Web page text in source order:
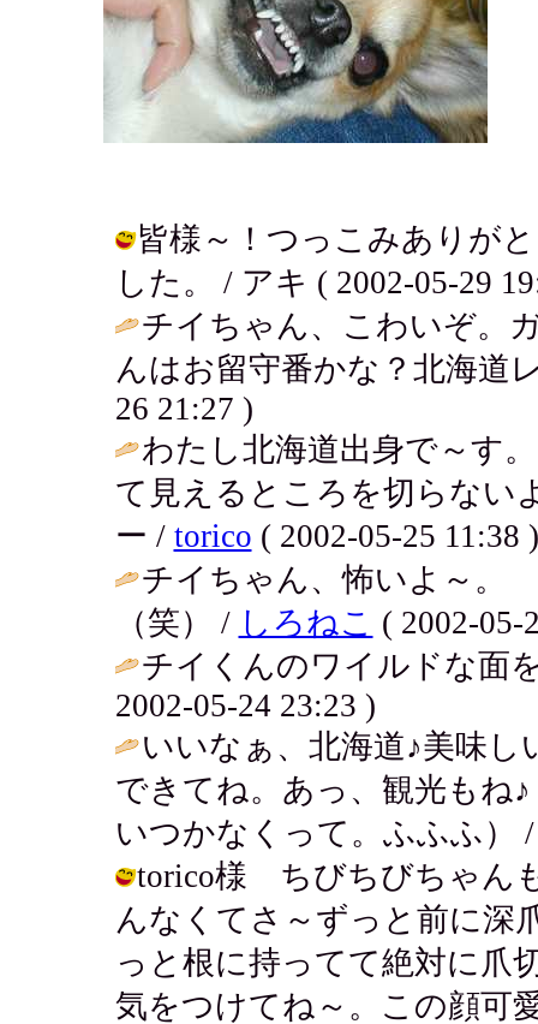
皆様～！つっこみありが
した。 / アキ ( 2002-05-29
チイちゃん、こわいぞ。
んはお留守番かな？北海道
26 21:27 )
わたし北海道出身で～す
て見えるところを切らない
ー / torico ( 2002-05-25 11:38 )
チイちゃん、怖いよ～。
（笑） / しろねこ ( 2002-05-
チイくんのワイルドな面
2002-05-24 23:23 )
いいなぁ、北海道♪美味
できてね。あっ、観光もね
いつかなくって。ふふふ）
torico様 ちびちびちゃん
んなくてさ～ずっと前に深
っと根に持ってて絶対に爪
気をつけてね～。この顔可